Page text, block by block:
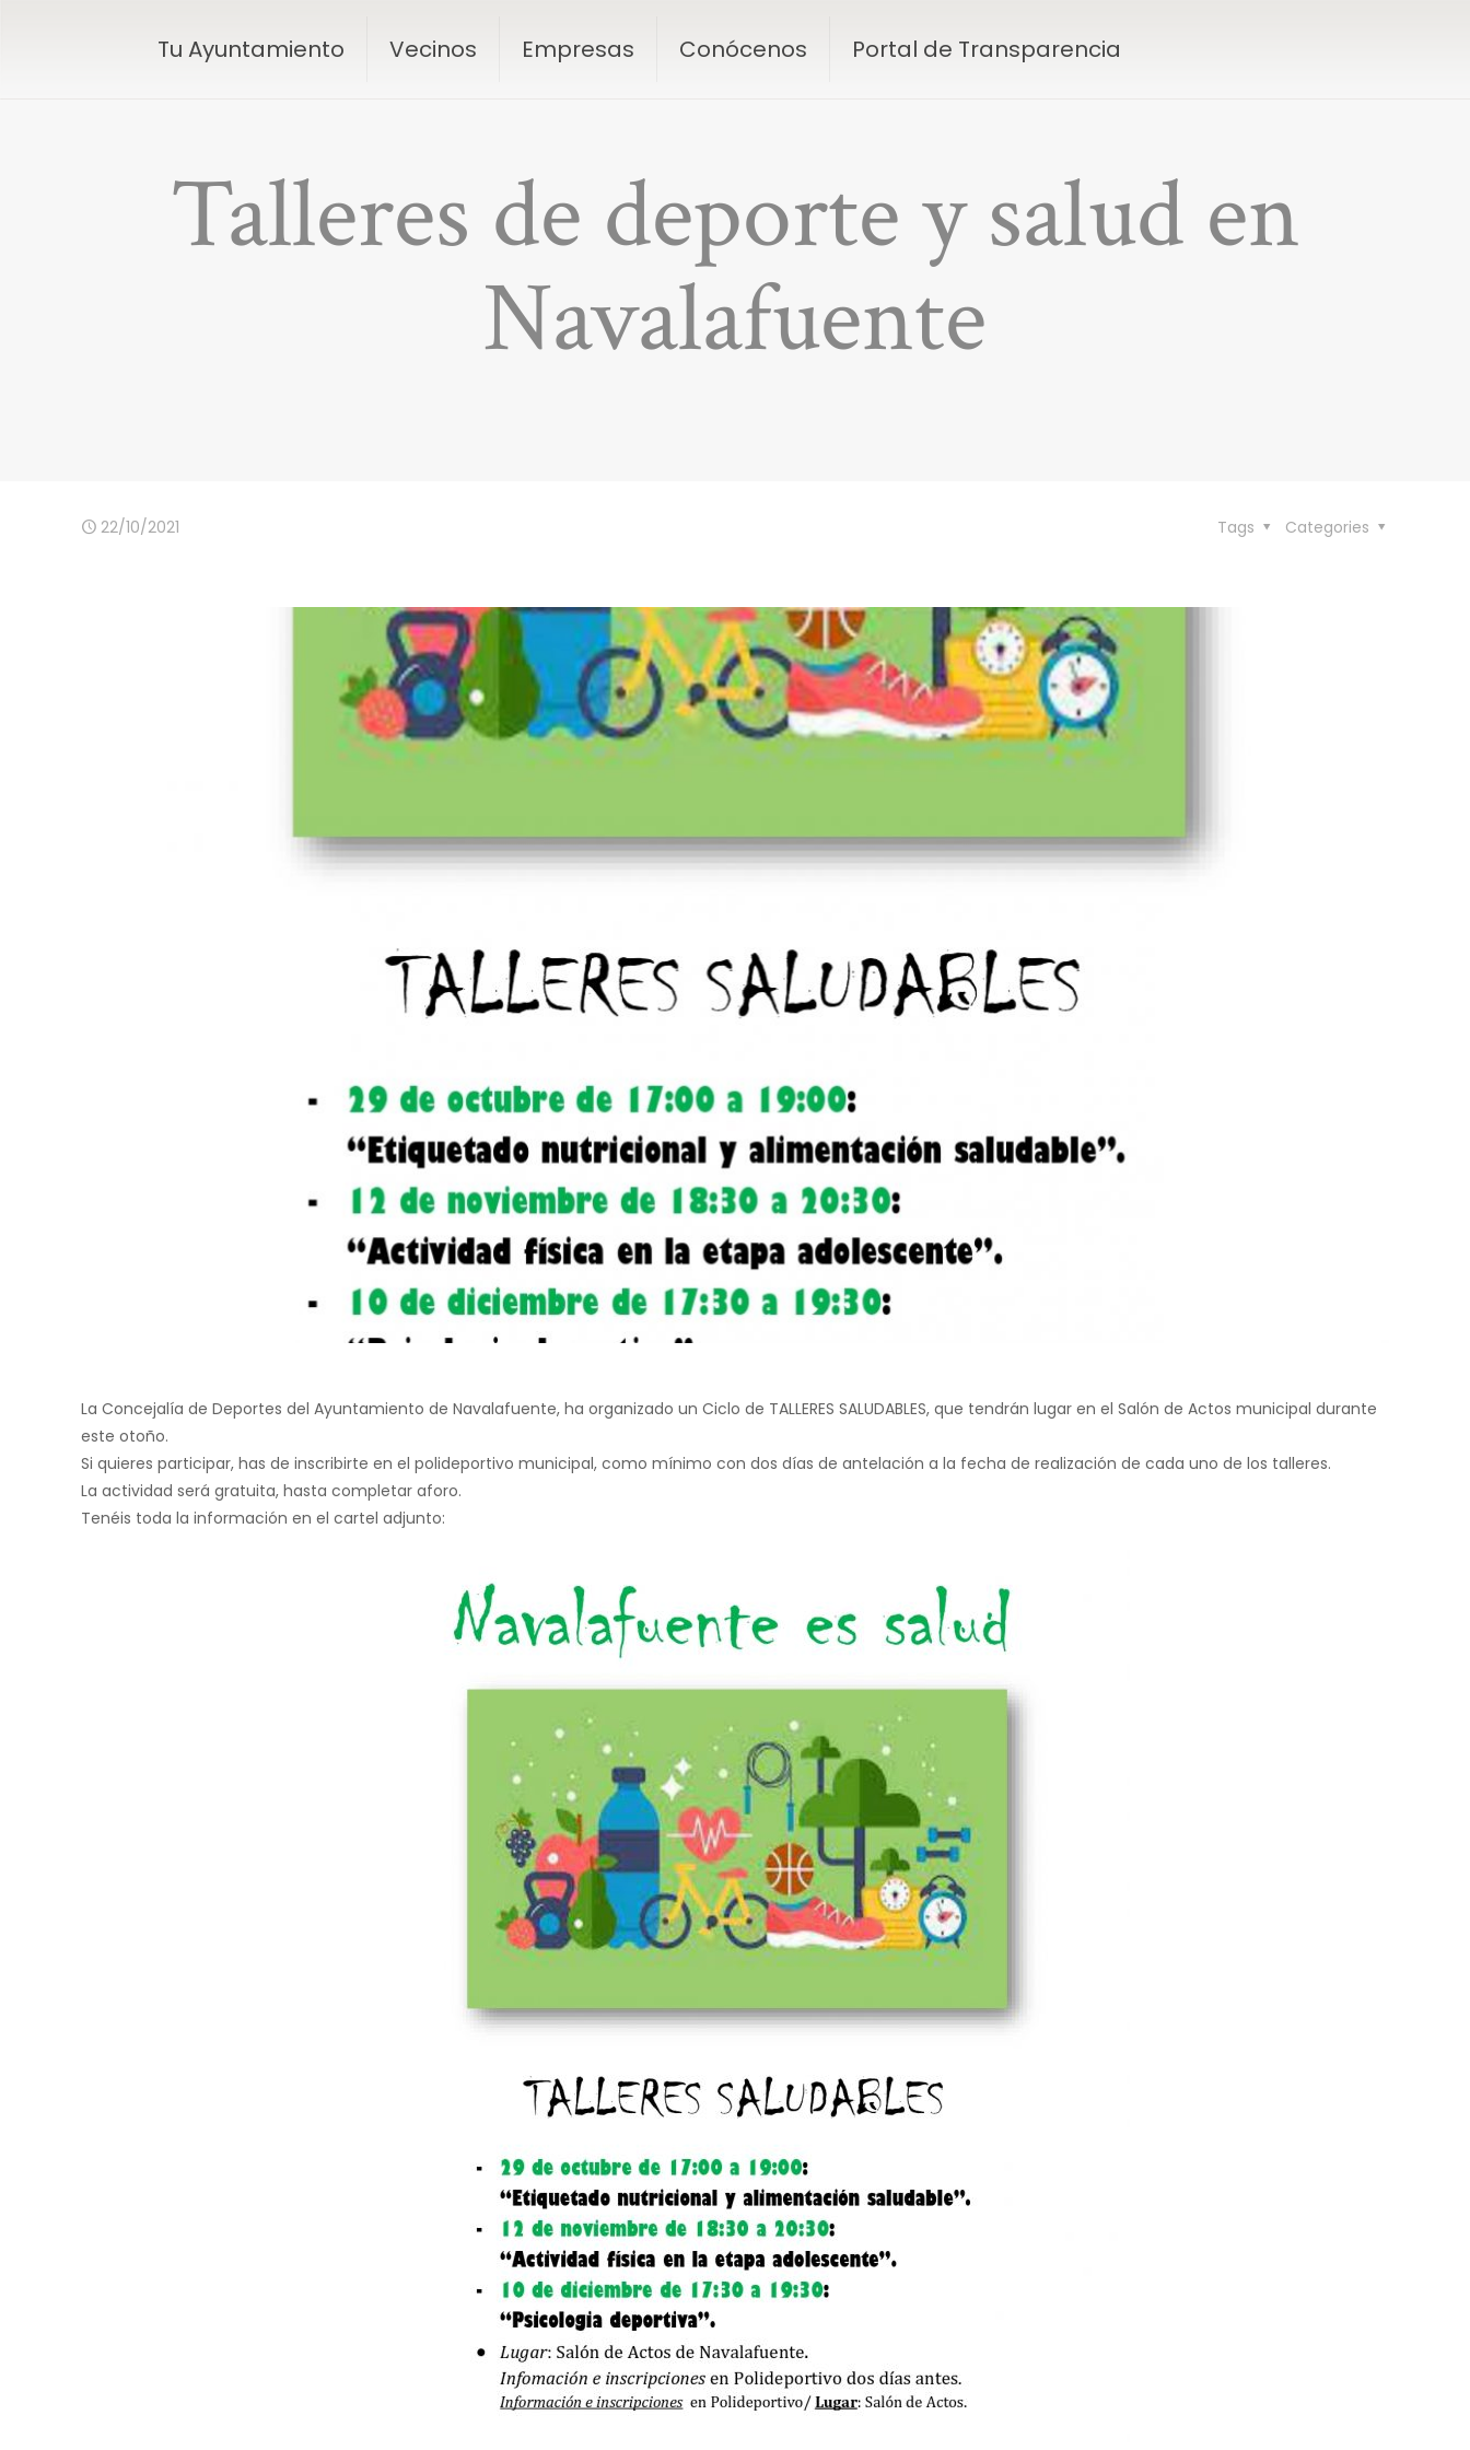
Tu Ayuntamiento Vecinos Empresas Conócenos Portal de Transparencia
Talleres de deporte y salud en
Navalafuente
22/10/2021 Categories
Tags
La Concejalía de Deportes del Ayuntamiento de Navalafuente, ha organizado un Ciclo de TALLERES SALUDABLES, que tendrán lugar en el Salón de Actos municipal durante
este otoño.
Si quieres participar, has de inscribirte en el polideportivo municipal, como mínimo con dos días de antelación a la fecha de realización de cada uno de los talleres.
La actividad será gratuita, hasta completar aforo.
Tenéis toda la información en el cartel adjunto: